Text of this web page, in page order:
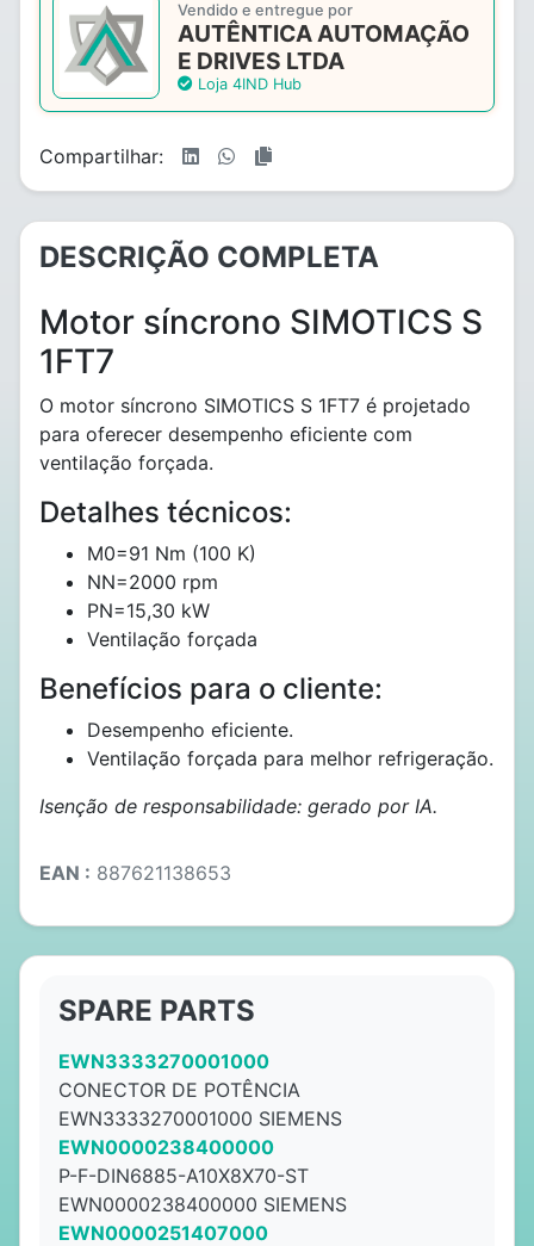
Vendido e entregue por
AUTÊNTICA AUTOMAÇÃO
E DRIVES LTDA
Loja 4IND Hub
Compartilhar:
DESCRIÇÃO COMPLETA
Motor síncrono SIMOTICS S
1FT7
O motor síncrono SIMOTICS S 1FT7 é projetado
para oferecer desempenho eficiente com
ventilação forçada.
Detalhes técnicos:
M0=91 Nm (100 K)
NN=2000 rpm
PN=15,30 kW
Ventilação forçada
Benefícios para o cliente:
Desempenho eficiente.
Ventilação forçada para melhor refrigeração.
Isenção de responsabilidade: gerado por IA.
EAN : 887621138653
SPARE PARTS
EWN3333270001000
CONECTOR DE POTÊNCIA
EWN3333270001000 SIEMENS
EWN0000238400000
P-F-DIN6885-A10X8X70-ST
EWN0000238400000 SIEMENS
EWN0000251407000